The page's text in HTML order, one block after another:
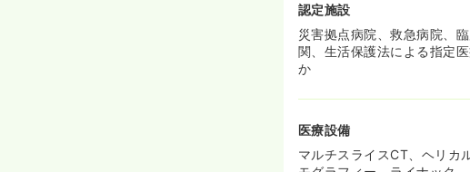
認定施設
災害拠点病院、救急病院、
関、生活保護法による指定
か
医療設備
マルチスライスCT、ヘリカ